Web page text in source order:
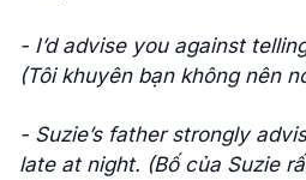
- I’d advise you against
(Tôi khuyên bạn không nên
- Suzie’s father strongly
late at night. (Bố của Suzie